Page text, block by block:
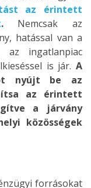
az érintett
.Nemcsak az
hatással van a
az ingatlanpiac
is jár. A
nyújt be az
az érintett
a járvány
közösségek
forrásokat